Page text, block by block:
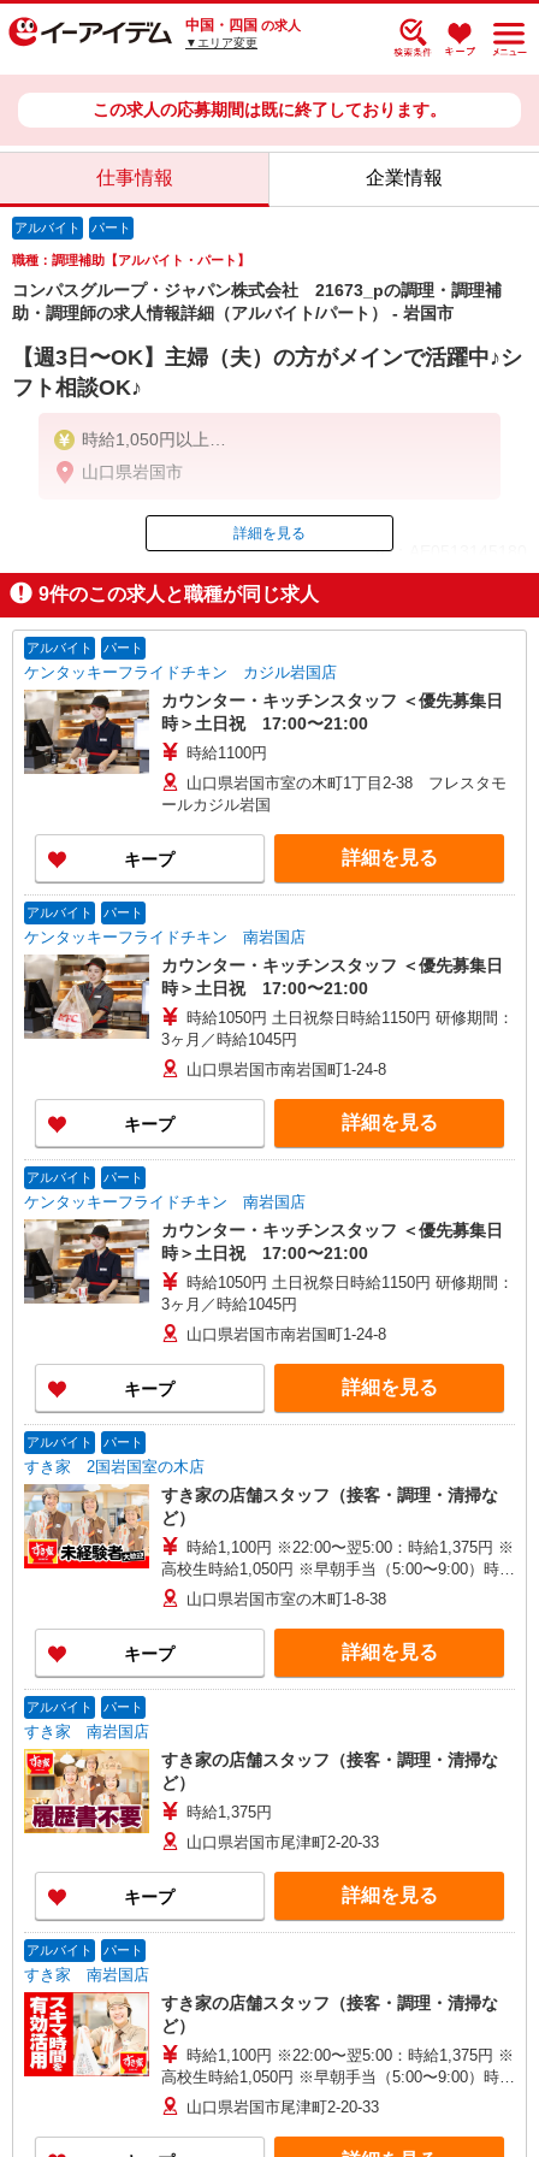
中国・四国 の求人
▼エリア変更
この求人の応募期間は既に終了しております。
仕事情報 企業情報
アルバイト パート
職種：調理補助【アルバイト・パート】
コンパスグループ・ジャパン株式会社 21673_pの調理・調理補
助・調理師の求人情報詳細（アルバイト/パート） - 岩国市
【週3日〜OK】主婦（夫）の方がメインで活躍中♪シ
フト相談OK♪
時給1,050円以上
残業が発生した場合、残業代を1分単位で別途支給し
山口県岩国市
ID：AE0513145180
掲載期間終了
詳細を見る
9件のこの求人と職種が同じ求人
アルバイト パート
ケンタッキーフライドチキン カジル岩国店
カウンター・キッチンスタッフ ＜優先募集日
時＞土日祝 17:00〜21:00
時給1100円
山口県岩国市室の木町1丁目2-38 フレスタモ
ールカジル岩国
キープ 詳細を見る
アルバイト パート
ケンタッキーフライドチキン 南岩国店
カウンター・キッチンスタッフ ＜優先募集日
時＞土日祝 17:00〜21:00
時給1050円 土日祝祭日時給1150円 研修期間：
3ヶ月／時給1045円
山口県岩国市南岩国町1-24-8
キープ 詳細を見る
アルバイト パート
ケンタッキーフライドチキン 南岩国店
カウンター・キッチンスタッフ ＜優先募集日
時＞土日祝 17:00〜21:00
時給1050円 土日祝祭日時給1150円 研修期間：
3ヶ月／時給1045円
山口県岩国市南岩国町1-24-8
キープ 詳細を見る
アルバイト パート
すき家 2国岩国室の木店
すき家の店舗スタッフ（接客・調理・清掃な
ど）
時給1,100円 ※22:00〜翌5:00：時給1,375円 ※
高校生時給1,050円 ※早朝手当（5:00〜9:00）時給
＋150円山口県岩国市室の木町1-8-38
キープ 詳細を見る
アルバイト パート
すき家 南岩国店
すき家の店舗スタッフ（接客・調理・清掃な
ど）
時給1,375円
山口県岩国市尾津町2-20-33
キープ 詳細を見る
アルバイト パート
すき家 南岩国店
すき家の店舗スタッフ（接客・調理・清掃な
ど）
時給1,100円 ※22:00〜翌5:00：時給1,375円 ※
高校生時給1,050円 ※早朝手当（5:00〜9:00）時給
＋150円山口県岩国市尾津町2-20-33